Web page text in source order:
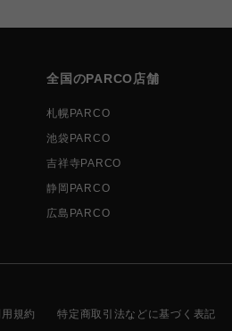
全国のPARCO店舗
札幌PARCO
池袋PARCO
吉祥寺PARCO
静岡PARCO
広島PARCO
規約 特定商取引法などに基づく表記